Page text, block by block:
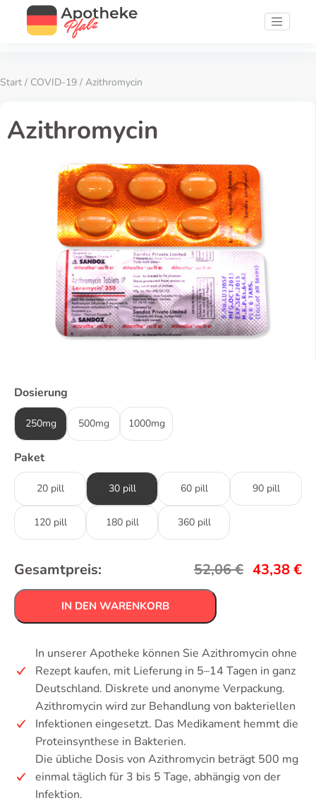
Start / COVID-19 / Azithromycin
Azithromycin
Dosierung
250mg 500mg 1000mg
Paket
20 pill 30 pill 60 pill 90 pill
120 pill 180 pill 360 pill
Gesamtpreis: 52,06€ 43,38€
IN DEN WARENKORB
In unserer Apotheke können Sie Azithromycin ohne
Rezept kaufen, mit Lieferung in 5–14 Tagen in ganz
Deutschland. Diskrete und anonyme Verpackung.
Azithromycin wird zur Behandlung von bakteriellen
Infektionen eingesetzt. Das Medikament hemmt die
Proteinsynthese in Bakterien.
Die übliche Dosis von Azithromycin beträgt 500 mg
einmal täglich für 3 bis 5 Tage, abhängig von der
Infektion.